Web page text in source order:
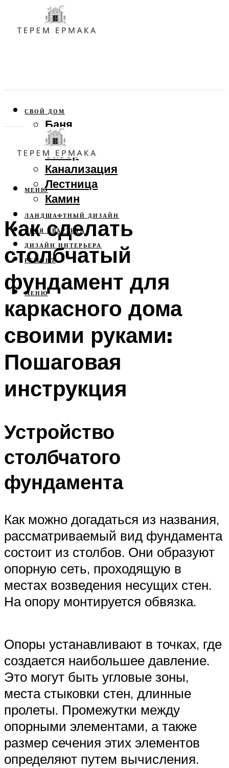
СВОЙ ДОМ
Баня
Веранда
Забор
Канализация
Лестница
Камин
ЛАНДШАФТНЫЙ ДИЗАЙН
СВОЯ КВАРТИРА
ДИЗАЙН ИНТЕРЬЕРА
РЕМОНТ
МЕНЮ
МЕНЮ
Как сделать
столбчатый
фундамент для
каркасного дома
своими руками:
Пошаговая
инструкция
Устройство
столбчатого
фундамента
Как можно догадаться из названия,
рассматриваемый вид фундамента
состоит из столбов. Они образуют
опорную сеть, проходящую в
местах возведения несущих стен.
На опору монтируется обвязка.
Опоры устанавливают в точках, где
создается наибольшее давление.
Это могут быть угловые зоны,
места стыковки стен, длинные
пролеты. Промежутки между
опорными элементами, а также
размер сечения этих элементов
определяют путем вычисления.